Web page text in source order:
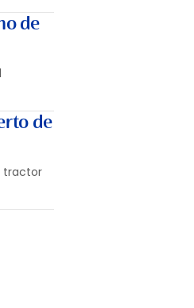
de
de
tractor